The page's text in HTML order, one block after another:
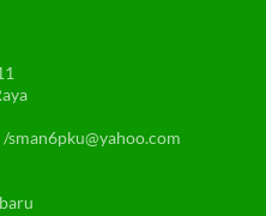
sman6pku@yahoo.com